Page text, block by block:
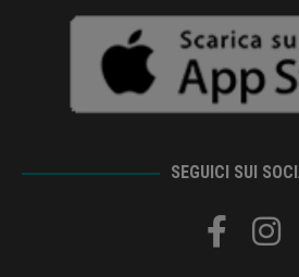
SEGUICI SUI